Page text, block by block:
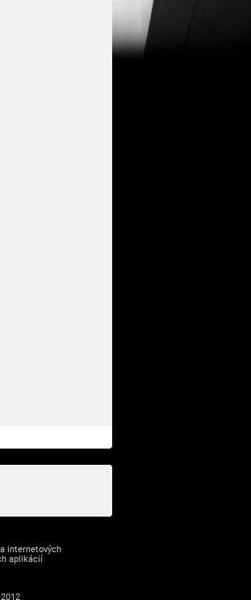
internetových
aplikácií